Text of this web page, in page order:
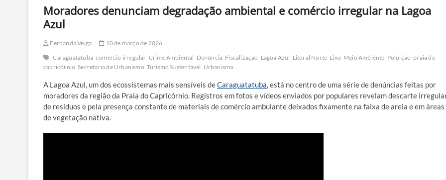
Moradores denunciam degradação ambiental e comércio irregular na Lagoa
Azul
Fernanda Veiga
10 de março de 2026
Caraguatatuba comércio irregular Crime Ambiental Denúncia Fiscalização Lagoa Azul Litoral Norte Lixo Meio Ambiente Poluição praia do
capricórnio Secretaria de Urbanismo Turismo Sustentável Urbanismo.
A Lagoa Azul, um dos ecossistemas mais sensíveis deCaraguatatuba, está no centro de uma série de denúncias feitas por
moradores da região da Praia do Capricórnio. Registros em fotos e vídeos enviados por populares revelam descarte
de resíduos e pela presença constante de materiais de comércio ambulante deixados fixamente na faixa de areia e em áreas
de vegetação nativa.